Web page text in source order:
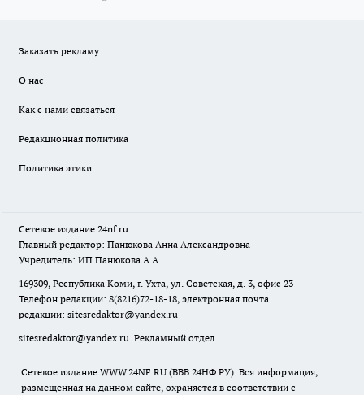
Заказать рекламу
О нас
Как с нами связаться
Редакционная политика
Политика этики
Сетевое издание 24nf.ru
Главный редактор: Панюкова Анна Александровна
Учредитель: ИП Панюкова А.А.
169309, Республика Коми, г. Ухта, ул. Советская, д. 3, офис 23
Телефон редакции: 8(8216)72-18-18, электронная почта
редакции: sitesredaktor@yandex.ru
sitesredaktor@yandex.ru Рекламный отдел
Сетевое издание WWW.24NF.RU (ВВВ.24НФ.РУ). Вся информация,
размещенная на данном сайте, охраняется в соответствии с